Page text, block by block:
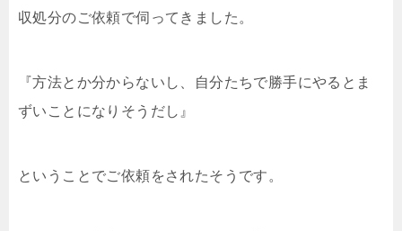
収処分のご依頼で伺ってきました。
『方法とか分からないし、自分たちで勝手にやるとま
ずいことになりそうだし』
ということでご依頼をされたそうです。